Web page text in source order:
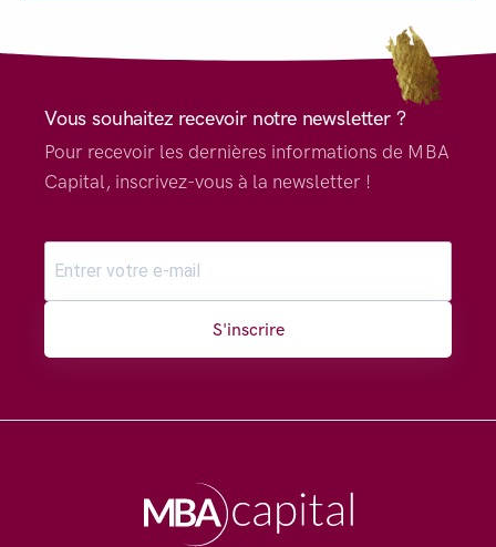
Vous souhaitez recevoir notre newsletter ?
Pour recevoir les dernières informations de MBA
Capital, inscrivez-vous à la newsletter !
S'inscrire